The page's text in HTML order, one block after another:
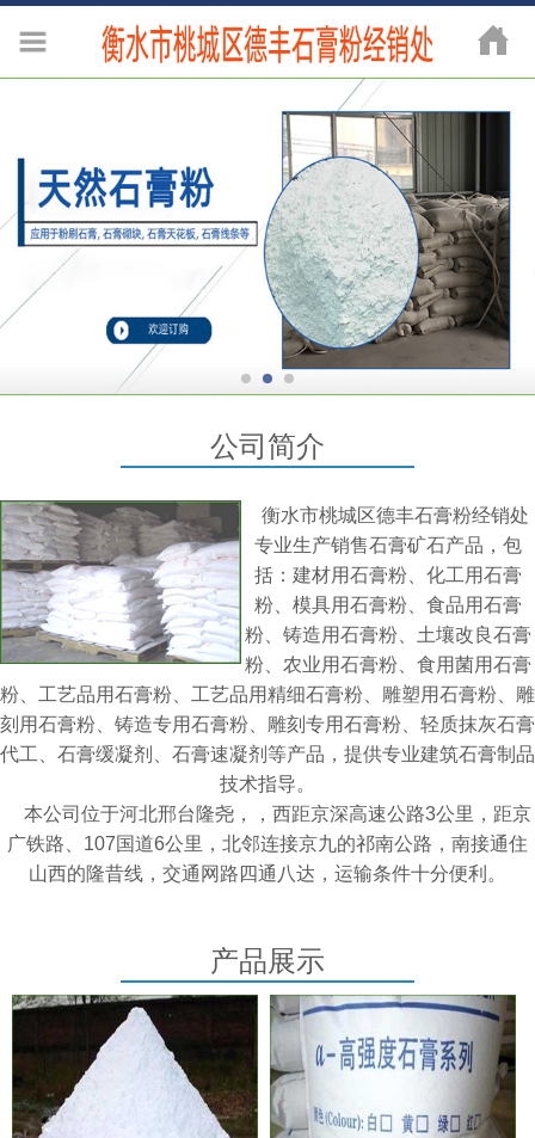
公司简介
衡水市桃城区德丰石膏粉经销处
专业生产销售石膏矿石产品，包
括：建材用石膏粉、化工用石膏
粉、模具用石膏粉、食品用石膏
粉、铸造用石膏粉、土壤改良石膏
粉、农业用石膏粉、食用菌用石膏
粉、工艺品用石膏粉、工艺品用精细石膏粉、雕塑用石膏粉、雕
刻用石膏粉、铸造专用石膏粉、雕刻专用石膏粉、轻质抹灰石膏
代工、石膏缓凝剂、石膏速凝剂等产品，提供专业建筑石膏制品
技术指导。
本公司位于河北邢台隆尧，，西距京深高速公路3公里，距京
广铁路、107国道6公里，北邻连接京九的祁南公路，南接通住
山西的隆昔线，交通网路四通八达，运输条件十分便利。
产品展示